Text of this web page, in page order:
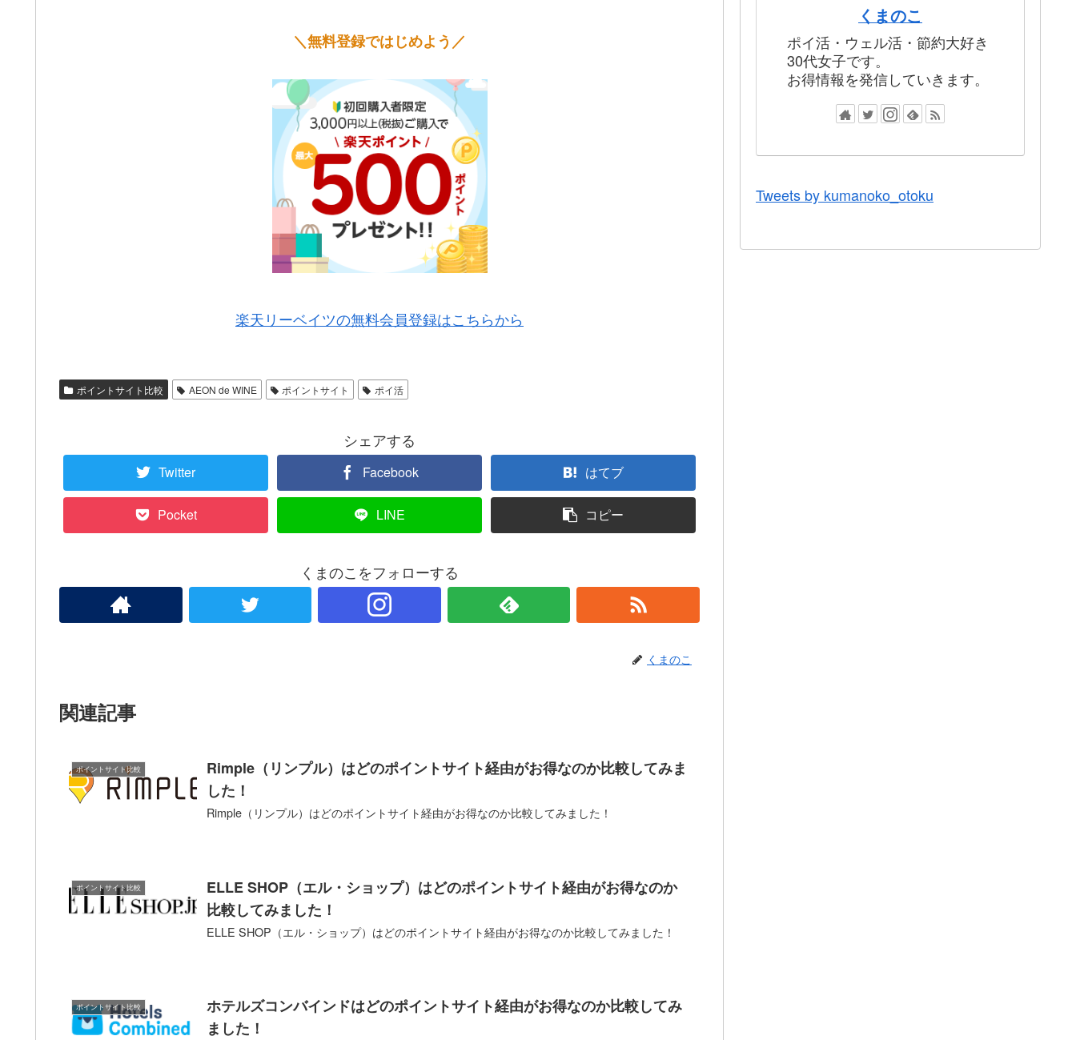
＼無料登録ではじめよう／
楽天リーベイツの無料会員登録はこちらから
ポイントサイト比較 AEON de WINE ポイントサイト ポイ活
シェアする
Twitter Facebook はてブ
Pocket LINE コピー
くまのこをフォローする
くまのこ
関連記事
ポイントサイト比較
Rimple（リンプル）はどのポイントサイト経由がお得なのか比較してみま
した！
Rimple（リンプル）はどのポイントサイト経由がお得なのか比較してみました！
ポイントサイト比較
ELLE SHOP（エル・ショップ）はどのポイントサイト経由がお得なのか
比較してみました！
ELLE SHOP（エル・ショップ）はどのポイントサイト経由がお得なのか比較してみました！
ポイントサイト比較
ホテルズコンバインドはどのポイントサイト経由がお得なのか比較してみ
ました！
くまのこ
ポイ活・ウェル活・節約大好き
30代女子です。
お得情報を発信していきます。
Tweets by kumanoko_otoku